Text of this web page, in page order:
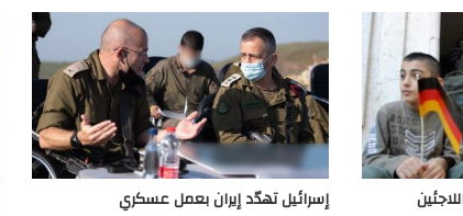
إسرائيل تهدّد إيران بعمل عسكري